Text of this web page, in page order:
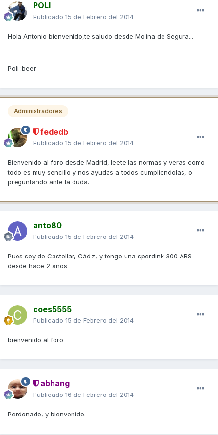
POLI
Publicado 15 de Febrero del 2014
Hola Antonio bienvenido,te saludo desde Molina de Segura...
Poli :beer
Administradores
fededb
Publicado 15 de Febrero del 2014
Bienvenido al foro desde Madrid, leete las normas y veras como
todo es muy sencillo y nos ayudas a todos cumpliendolas, o
preguntando ante la duda.
anto80
Publicado 15 de Febrero del 2014
Pues soy de Castellar, Cádiz, y tengo una sperdink 300 ABS
desde hace 2 años
coes5555
Publicado 15 de Febrero del 2014
bienvenido al foro
abhang
Publicado 16 de Febrero del 2014
Perdonado, y bienvenido.